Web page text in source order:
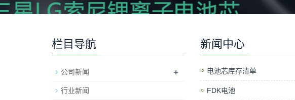
新闻中心
电池芯库存清单
​FDK电池
栏目导航
公司新闻 +
行业新闻